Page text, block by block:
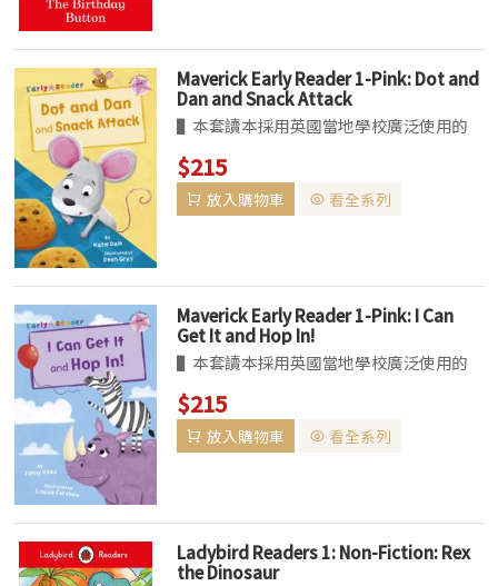
Maverick Early Reader 1-Pink: Dot and
Dan and Snack Attack
▌本套讀本採用英國當地學校廣泛使用的
「Book Band」閱讀分級系統。針對故事
主題、單字難易、語言結構、內容複雜度，
以顏色區分由易至難分為十級：粉紅色、紅
$215
放入購物車 看全系列
Maverick Early Reader 1-Pink: I Can
Get It and Hop In!
▌本套讀本採用英國當地學校廣泛使用的
「Book Band」閱讀分級系統。針對故事
主題、單字難易、語言結構、內容複雜度，
以顏色區分由易至難分為十級：粉紅色、紅
$215
放入購物車 看全系列
Ladybird Readers 1: Non-Fiction: Rex
the Dinosaur